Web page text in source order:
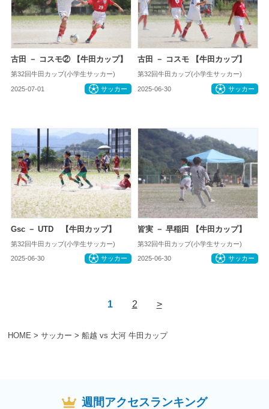
HOME > サッカー > 船越 vs 大河 牛田カップ
古田 － コスモ② 【牛田カップ】
第32回牛田カップ(小学生サッカー)
2025-07-01 サッカー
古田 － コスモ 【牛田カップ】
第32回牛田カップ(小学生サッカー)
2025-06-30 サッカー
Gsc － UTD 【牛田カップ】
第32回牛田カップ(小学生サッカー)
2025-06-30 サッカー
皆実 － 早稲田 【牛田カップ】
第32回牛田カップ(小学生サッカー)
2025-06-30 サッカー
1 2 >
週間アクセスランキング